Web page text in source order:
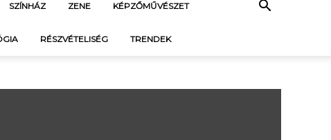
SZÍNHÁZ ZENE KÉPZŐMŰVÉSZET
RÉSZVÉTELISÉG TRENDEK